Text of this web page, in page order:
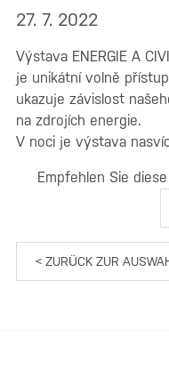
27. 7. 2022
Výstava ENERGIE A
je unikátní volně
ukazuje závislost
na zdrojích energie.
V noci je výstava
Empfehlen Sie
< ZURÜCK ZUR